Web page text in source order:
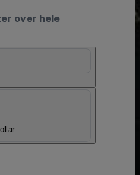
over hele